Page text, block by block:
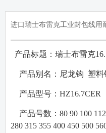
进口瑞士布雷克工业封包线
产品标题：瑞士布雷克
产品别名： 尼龙钩 塑料
产品型号：HZ16.7CER
产品号数：80 90 100
280 315 355 400 450 500